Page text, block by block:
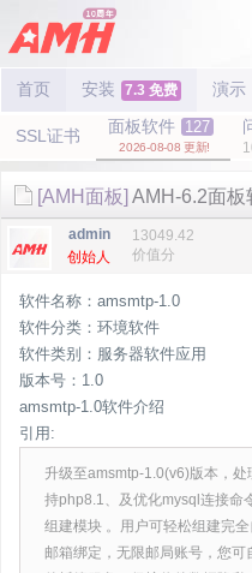
首页 安装 7.3 免费 演示
SSL证书 面板软件 127
2026-08-08 更新!
[AMH面板] AMH-6.2面板
admin
创始人
13049.42
价值分
软件名称：amsmtp-1.0
软件分类：环境软件
软件类别：服务器软件应用
版本号：1.0
amsmtp-1.0软件介绍
引用:
升级至amsmtp-1.0(v6)版本，
持php8.1、及优化mysql连接命
组建模块 。用户可轻松组建完
邮箱绑定，无限邮局账号，您